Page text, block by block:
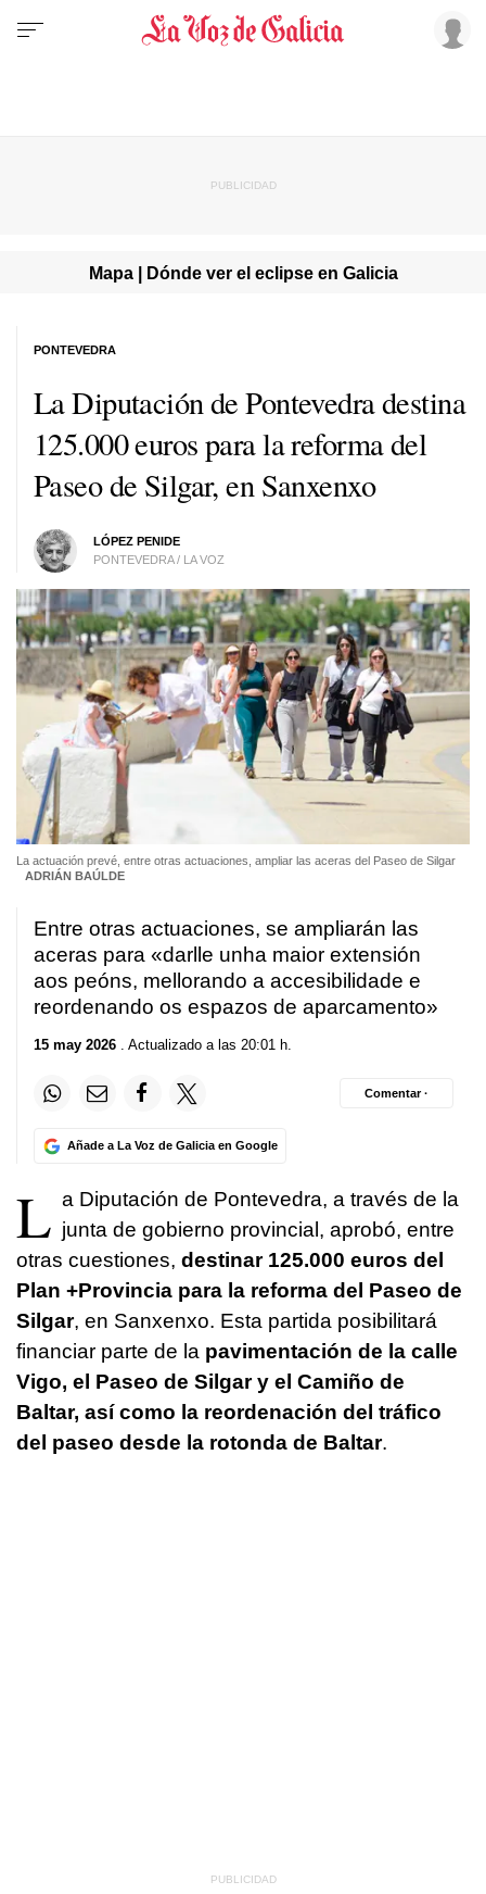
Mapa | Dónde ver el eclipse en Galicia
La Diputación de Pontevedra destina
125.000 euros para la reforma del
Paseo de Silgar, en Sanxenxo
LÓPEZ PENIDE
PONTEVEDRA / LA VOZ
PONTEVEDRA
La actuación prevé, entre otras actuaciones, ampliar las aceras del Paseo de Silgar
ADRIÁN BAÚLDE
Entre otras actuaciones, se ampliarán las
aceras para «darlle unha maior extensión
aos peóns, mellorando a accesibilidade e
reordenando os espazos de aparcamento»
15 may 2026 . Actualizado a las 20:01 h.
Añade a La Voz de Galicia en Google
Comentar ·
L a Diputación de Pontevedra, a través de la
junta de gobierno provincial, aprobó, entre
otras cuestiones, destinar 125.000 euros del
Plan +Provincia para la reforma del Paseo de
Silgar, en Sanxenxo. Esta partida posibilitará
financiar parte de la pavimentación de la calle
Vigo, el Paseo de Silgar y el Camiño de
Baltar, así como la reordenación del tráfico
del paseo desde la rotonda de Baltar.